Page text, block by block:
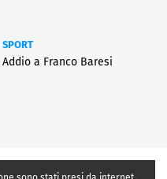
SPORT
Addio a Franco Baresi